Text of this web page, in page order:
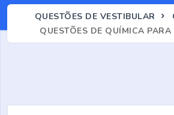
QUESTÕES DE VESTIBULAR
QUESTÕES DE QUÍMICA PARA